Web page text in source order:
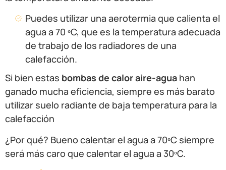
Puedes utilizar una aerotermia que calienta el
agua a 70 ºC, que es la temperatura adecuada
de trabajo de los radiadores de una
calefacción.
Si bien estas bombas de calor aire-agua han
ganado mucha eficiencia, siempre es más barato
utilizar suelo radiante de baja temperatura para la
calefacción
¿Por qué? Bueno calentar el agua a 70ºC siempre
será más caro que calentar el agua a 30ºC.